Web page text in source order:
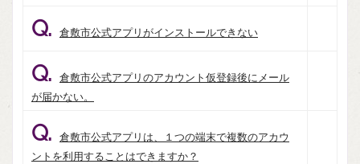
Q. 倉敷市公式アプリがインストールできない
Q. 倉敷市公式アプリのアカウント仮登録後にメール
が届かない。
Q. 倉敷市公式アプリは、１つの端末で複数のアカウ
ントを利用することはできますか？